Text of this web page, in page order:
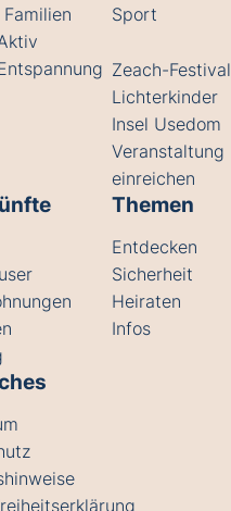
Sport
Zeach-Festival
Lichterkinder
Insel Usedom
Veranstaltung
einreichen
Themen
Entdecken
Sicherheit
Heiraten
Infos